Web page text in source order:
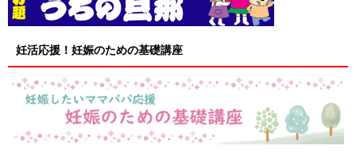
妊活応援！妊娠のための基礎講座